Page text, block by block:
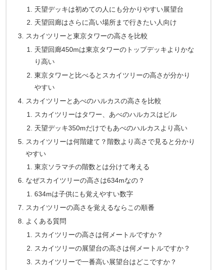
天望デッキは初めての人にも分かりやすい展望台
天望回廊はさらに高い場所まで行きたい人向け
スカイツリーと東京タワーの高さを比較
天望回廊450mは東京タワーのトップデッキよりかな
り高い
東京タワーと比べるとスカイツリーの高さが分かり
やすい
スカイツリーとあべのハルカスの高さを比較
スカイツリーはタワー、あべのハルカスはビル
天望デッキ350mだけでもあべのハルカスより高い
スカイツリーは何階建て？階数より高さで見ると分かり
やすい
東京ソラマチの階数とは分けて考える
なぜスカイツリーの高さは634mなの？
634mは子供にも覚えやすい数字
スカイツリーの高さを覚えるならこの順番
よくある質問
スカイツリーの高さは何メートルですか？
スカイツリーの展望台の高さは何メートルですか？
スカイツリーで一番高い展望台はどこですか？